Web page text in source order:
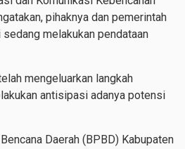
pihaknya dan pemerintah
melakukan pendataan
mengeluarkan langkah
antisipasi adanya potensi
Daerah (BPBD) Kabupaten